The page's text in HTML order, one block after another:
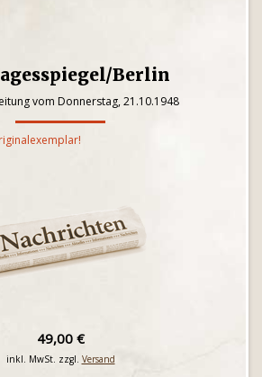
Berlin
vom Donnerstag, 21.10.1948
49,00 €
inkl. MwSt. zzgl. Versand